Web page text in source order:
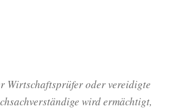
Wirtschaftsprüfer oder vereidigte
wird ermächtigt,